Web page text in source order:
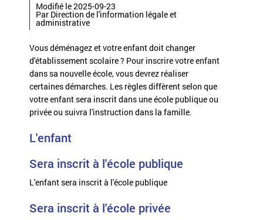
Modifié le 2025-09-23
Par Direction de l'information légale et
administrative
Vous déménagez et votre enfant doit changer
d'établissement scolaire ? Pour inscrire votre enfant
dans sa nouvelle école, vous devrez réaliser
certaines démarches. Les règles diffèrent selon que
votre enfant sera inscrit dans une école publique ou
privée ou suivra l'instruction dans la famille.
L'enfant
Sera inscrit à l'école publique
L'enfant sera inscrit à l'école publique
Sera inscrit à l'école privée